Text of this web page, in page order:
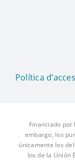
Política
Financiado por
embargo, los
únicamente los
los de la Unión